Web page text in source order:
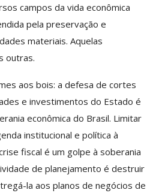
campos da vida econômica
pela preservação e
materiais. Aquelas
outras.
aos bois: a defesa de cortes
e investimentos do Estado é
econômica do Brasil. Limitar
institucional e política à
fiscal é um golpe à soberania
de planejamento é destruir
la aos planos de negócios de